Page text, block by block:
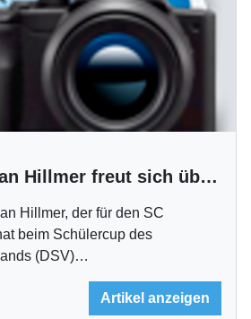
Skisport | Julian Hillmer freut sich über zwei Meistertitel
Hillmer, der für den SC
beim Schülercup des
(DSV)…
Artikel anzeigen